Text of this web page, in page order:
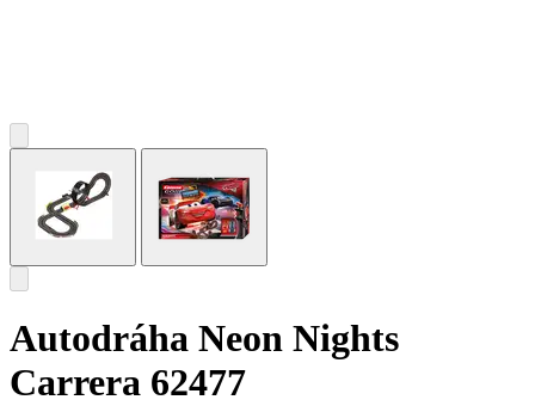
Autodráha Neon Nights
Carrera 62477